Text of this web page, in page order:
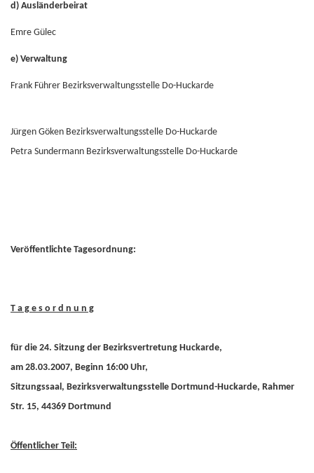
d) Ausländerbeirat
Emre Gülec
e) Verwaltung
Frank Führer Bezirksverwaltungsstelle Do-Huckarde
Jürgen Göken Bezirksverwaltungsstelle Do-Huckarde
Petra Sundermann Bezirksverwaltungsstelle Do-Huckarde
Veröffentlichte Tagesordnung:
T a g e s o r d n u n g
für die 24. Sitzung der Bezirksvertretung Huckarde,
am 28.03.2007, Beginn 16:00 Uhr,
Sitzungssaal, Bezirksverwaltungsstelle Dortmund-Huckarde, Rahmer
Str. 15, 44369 Dortmund
Öffentlicher Teil: